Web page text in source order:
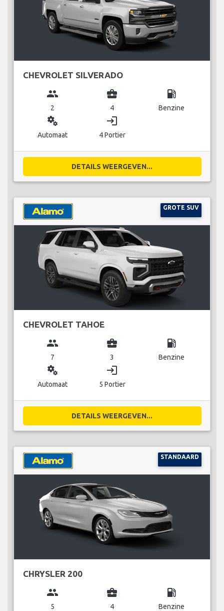
CHEVROLET SILVERADO
group
2
business_center
4
local_gas_station
Benzine
miscellaneous_services
Automaat
login
4 Portier
DETAILS WEERGEVEN...
GROTE SUV
CHEVROLET TAHOE
group
7
business_center
3
local_gas_station
Benzine
miscellaneous_services
Automaat
login
5 Portier
DETAILS WEERGEVEN...
STANDAARD
CHRYSLER 200
group
5
business_center
4
local_gas_station
Benzine